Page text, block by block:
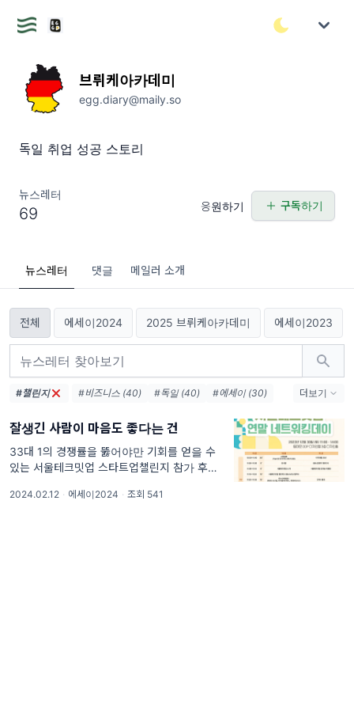
브뤼케아카데미
egg.diary@maily.so
독일 취업 성공 스토리
뉴스레터
69 응원하기 구독하기
뉴스레터 댓글 메일러 소개
전체 에세이2024 2025 브뤼케아카데미 에세이2023
#챌린지 #비즈니스 (40) #독일 (40)
#에세이 (30)
#에그 (13)
#여사장 (10)
#남사장 (10)
#성장 (9)
#다이어리 (8)
#도전 (8)
#브뤼케아카데미 (8)
#코칭 (7) #유학 (6)
더보기
잘생긴 사람이 마음도 좋다는 건
33대 1의 경쟁률을 뚫어야만 기회를 얻을 수
있는 서울테크밋업 스타트업챌린지 참가 후기.
린저스 행사와 동시에 서울테크밋업 스타트업
2024.02.12 · 에세이2024 · 조회 541